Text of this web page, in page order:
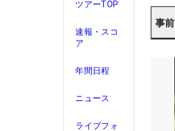
ツアーTOP
速報・スコ
ア
年間日程
ニュース
ライブフォ
事前